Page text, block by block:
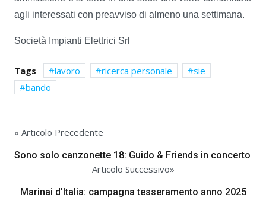
agli interessati con preavviso di almeno una settimana.
Società Impianti Elettrici Srl
Tags lavoro ricerca personale
sie
bando
« Articolo Precedente
Sono solo canzonette 18: Guido & Friends in concerto
Articolo Successivo»
Marinai d'Italia: campagna tesseramento anno 2025